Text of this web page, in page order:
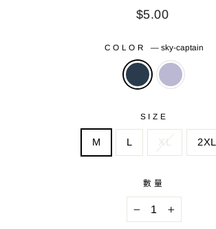
正
價
格
$5.00
COLOR—sky-captain
SIZE
M L XL 2XL
數量
+